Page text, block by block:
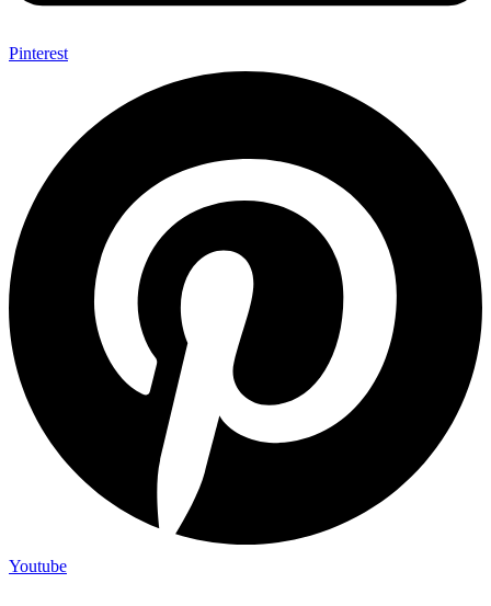
Pinterest
Youtube